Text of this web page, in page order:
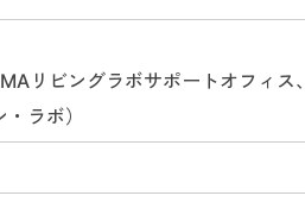
リビングラボサポートオフィス、
ラボ）